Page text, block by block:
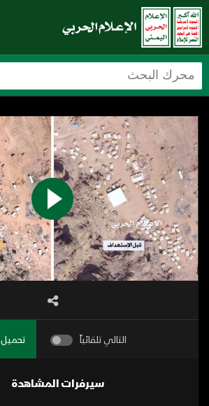
التالي تلقائياً تحميل
سيرفرات المشاهدة